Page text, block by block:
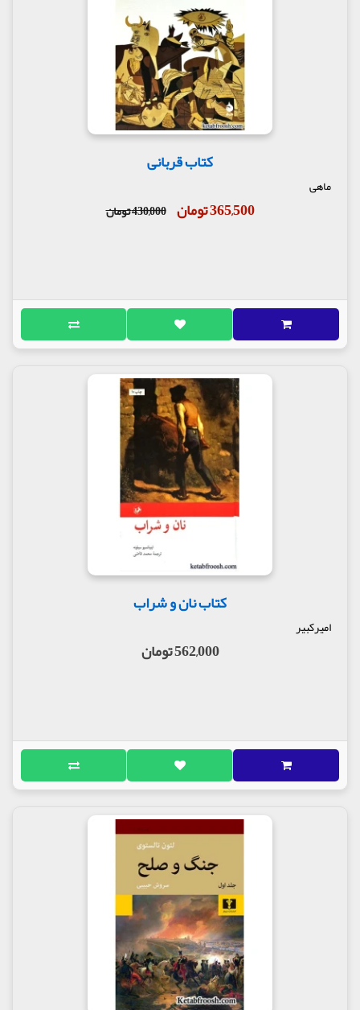
کتاب قربانی
ماهی
365,500 تومان 430,000 تومان
کتاب نان و شراب
امیرکبیر
562,000 تومان